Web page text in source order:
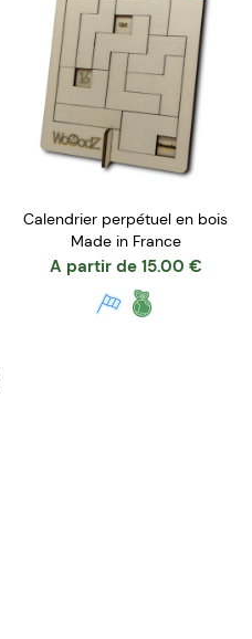
Calendrier perpétuel en bois
Made in France
A partir de 15.00 €